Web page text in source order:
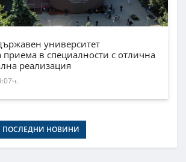
университет
в специалности с отлична
реализация
ПОСЛЕДНИ НОВИНИ